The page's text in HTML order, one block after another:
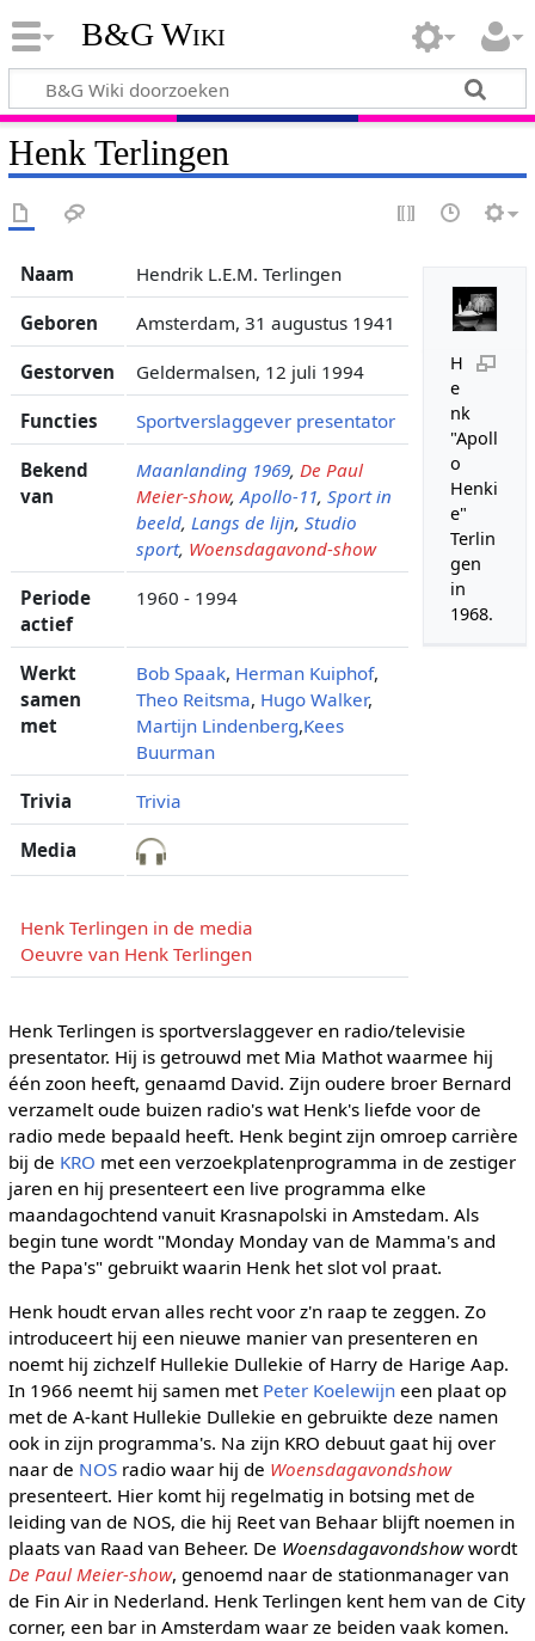
B&G Wiki
Henk Terlingen
H
e
nk
"Apoll
o
Henki
e"
Terlin
gen
in
1968.
Naam Hendrik L.E.M. Terlingen
Geboren Amsterdam, 31 augustus 1941
Gestorven Geldermalsen, 12 juli 1994
Functies Sportverslaggever presentator
Bekend
van
Maanlanding 1969, De Paul
Meier-show, Apollo-11, Sport in
beeld, Langs de lijn, Studio
sport, Woensdagavond-show
Periode
actief
1960 - 1994
Werkt
samen
met
Bob Spaak, Herman Kuiphof,
Theo Reitsma, Hugo Walker,
Martijn Lindenberg,Kees
Buurman
Trivia Trivia
Media
Henk Terlingen in de media
Oeuvre van Henk Terlingen
Henk Terlingen is sportverslaggever en radio/televisie
presentator. Hij is getrouwd met Mia Mathot waarmee hij
één zoon heeft, genaamd David. Zijn oudere broer Bernard
verzamelt oude buizen radio's wat Henk's liefde voor de
radio mede bepaald heeft. Henk begint zijn omroep carrière
bij de KRO met een verzoekplatenprogramma in de zestiger
jaren en hij presenteert een live programma elke
maandagochtend vanuit Krasnapolski in Amstedam. Als
begin tune wordt "Monday Monday van de Mamma's and
the Papa's" gebruikt waarin Henk het slot vol praat.
Henk houdt ervan alles recht voor z'n raap te zeggen. Zo
introduceert hij een nieuwe manier van presenteren en
noemt hij zichzelf Hullekie Dullekie of Harry de Harige Aap.
In 1966 neemt hij samen met Peter Koelewijneen plaat op
met de A-kant Hullekie Dullekie en gebruikte deze namen
ook in zijn programma's. Na zijn KRO debuut gaat hij over
naar de NOSradio waar hij de Woensdagavondshow
presenteert. Hier komt hij regelmatig in botsing met de
leiding van de NOS, die hij Reet van Behaar blijft noemen in
plaats van Raad van Beheer. De Woensdagavondshowwordt
De Paul Meier-show, genoemd naar de stationmanager van
de Fin Air in Nederland. Henk Terlingen kent hem van de City
corner, een bar in Amsterdam waar ze beiden vaak komen.